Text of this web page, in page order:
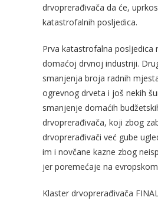
drvoprerađivača da će,
katastrofalnih posljedica.
Prva katastrofalna posljedica
domaćoj drvnoj industriji.
smanjenja broja radnih
ogrevnog drveta i još nekih
smanjenje domaćih
drvoprerađivača, koji zbog
drvoprerađivači već gube
im i novčane kazne zbog
jer poremećaje na
Klaster drvoprerađivača